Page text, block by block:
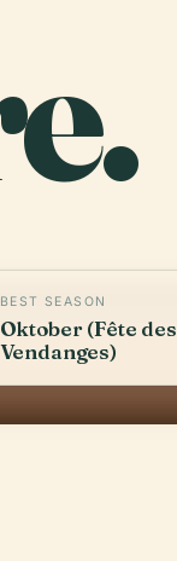
BEST SEASON
Oktober (Fête des
Vendanges)